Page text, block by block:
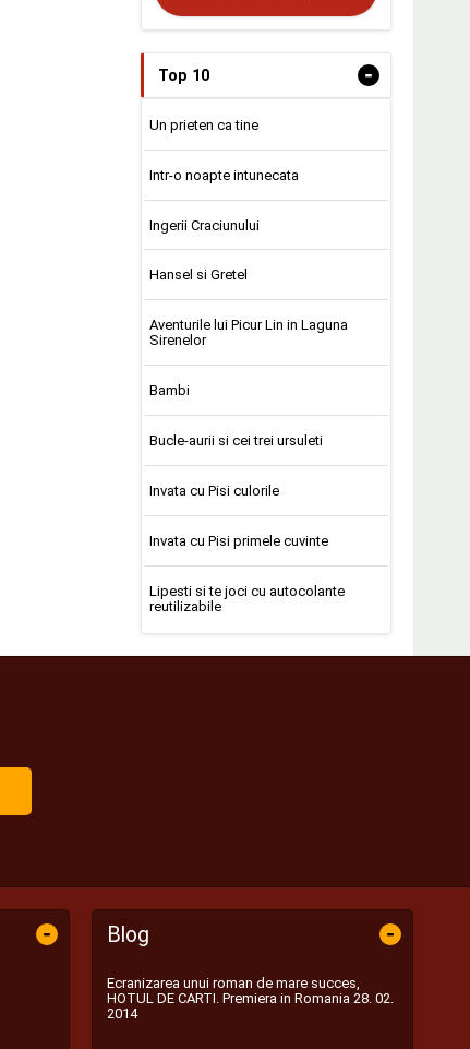
Top 10 -
Un prieten ca tine
Intr-o noapte intunecata
Ingerii Craciunului
Hansel si Gretel
Aventurile lui Picur Lin in Laguna
Sirenelor
Bambi
Bucle-aurii si cei trei ursuleti
Invata cu Pisi culorile
Invata cu Pisi primele cuvinte
Lipesti si te joci cu autocolante
reutilizabile
- Blog -
Ecranizarea unui roman de mare succes,
HOTUL DE CARTI. Premiera in Romania 28. 02.
2014